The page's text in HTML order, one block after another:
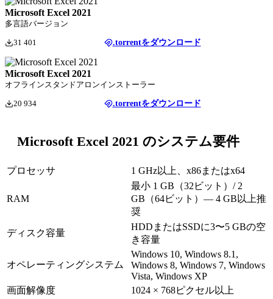
Microsoft Excel 2021
多言語バージョン
31 401 .torrentをダウンロード
Microsoft Excel 2021
オフラインスタンドアロンインストーラー
20 934 .torrentをダウンロード
Microsoft Excel 2021 のシステム要件
プロセッサ 1 GHz以上、x86またはx64
RAM
最小 1 GB（32ビット）/ 2
GB（64ビット）— 4 GB以上推
奨
ディスク容量
HDDまたはSSDに3〜5 GBの空
き容量
オペレーティングシステム
Windows 10, Windows 8.1,
Windows 8, Windows 7, Windows
Vista, Windows XP
画面解像度
1024 × 768ピクセル以上